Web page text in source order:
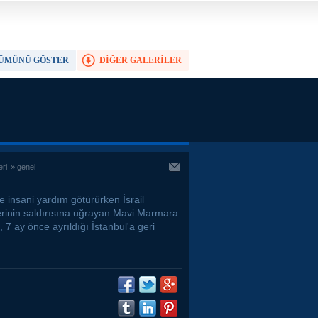
DİĞER GALERİLER
GÖSTER
» genel
insani yardım götürürken İsrail
saldırısına uğrayan Mavi Marmara
7 ay önce ayrıldığı İstanbul'a geri